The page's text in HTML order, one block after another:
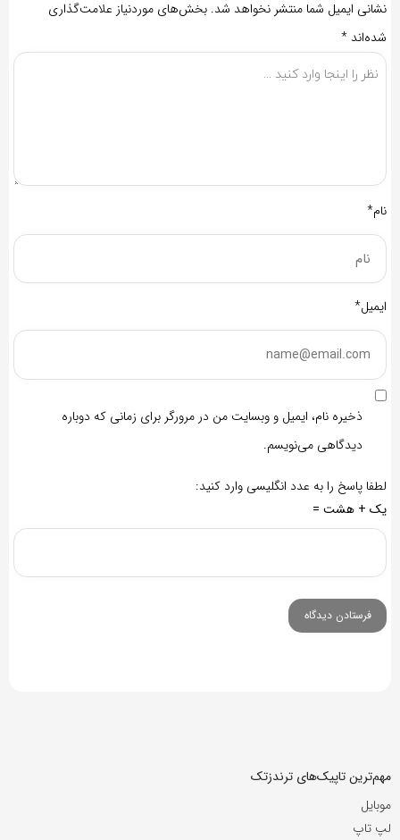
نشانی ایمیل شما منتشر نخواهد شد. بخش‌های موردنیاز علامت‌گذاری
شده‌اند *
نام*
ایمیل*
ذخیره نام، ایمیل و وبسایت من در مرورگر برای زمانی که دوباره
دیدگاهی می‌نویسم.
لطفا پاسخ را به عدد انگلیسی وارد کنید:
یک + هشت =
مهم‌ترین تاپیک‌های ترندزتک
موبایل
لپ تاپ